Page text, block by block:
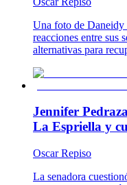
Una foto de Daneidy
reacciones entre sus
alternativas para
Jennifer
La Espriella y
Oscar Repiso
La senadora